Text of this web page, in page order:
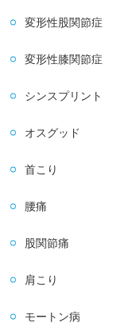
変形性股関節症
変形性膝関節症
シンスプリント
オスグッド
首こり
腰痛
股関節痛
肩こり
モートン病